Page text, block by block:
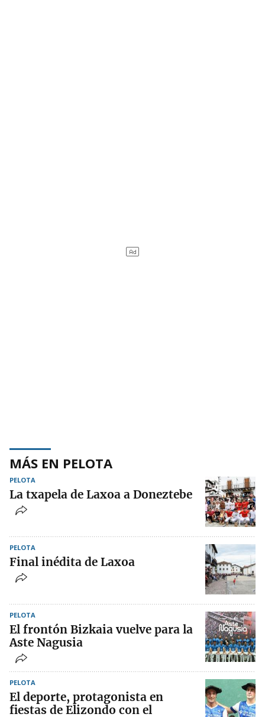
MÁS EN PELOTA
PELOTA
La txapela de Laxoa a Doneztebe
PELOTA
Final inédita de Laxoa
PELOTA
El frontón Bizkaia vuelve para la
Aste Nagusia
PELOTA
El deporte, protagonista en
fiestas de Elizondo con el